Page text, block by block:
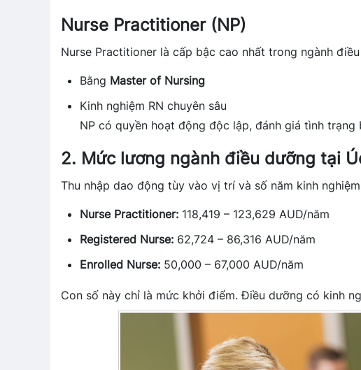
Nurse Practitioner (NP)
Nurse Practitioner là cấp bậc cao nhất trong ngành
Bằng Master of Nursing
Kinh nghiệm RN chuyên sâu
NP có quyền hoạt động độc lập, đánh giá tình
2. Mức lương ngành điều dưỡng tại
Thu nhập dao động tùy vào vị trí và số năm kinh
Nurse Practitioner: 118,419 – 123,629 AUD/năm
Registered Nurse: 62,724 – 86,316 AUD/năm
Enrolled Nurse: 50,000 – 67,000 AUD/năm
Con số này chỉ là mức khởi điểm. Điều dưỡng có kinh